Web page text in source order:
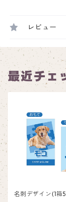
レビュー
最近チェ
名刺デザイン(1箱